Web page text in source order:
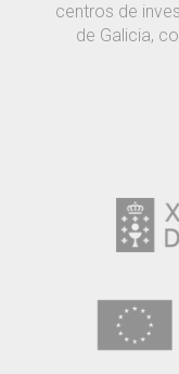
centros de
de Galicia,